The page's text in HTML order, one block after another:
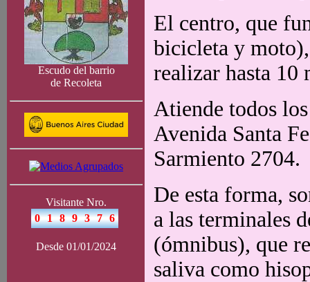
Escudo del barrio
de Recoleta
Visitante Nro.
Desde 01/01/2024
El centro, que
bicicleta y moto),
realizar hasta 10
Atiende todos
Avenida Santa
Sarmiento 2704.
De esta forma,
a las terminales
(ómnibus), que
saliva como